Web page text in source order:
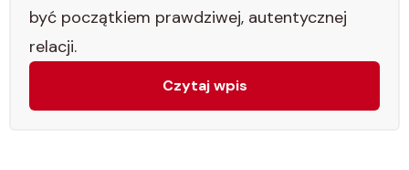
być początkiem prawdziwej, autentycznej
relacji.
Czytaj wpis